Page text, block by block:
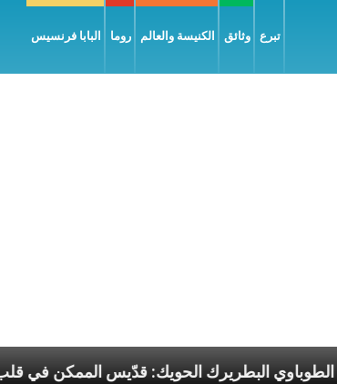
البابا فرنسيس روما الكنيسة والعالم وثائق تبرع
الطوباوي البطريرك الحويك: قدّيس